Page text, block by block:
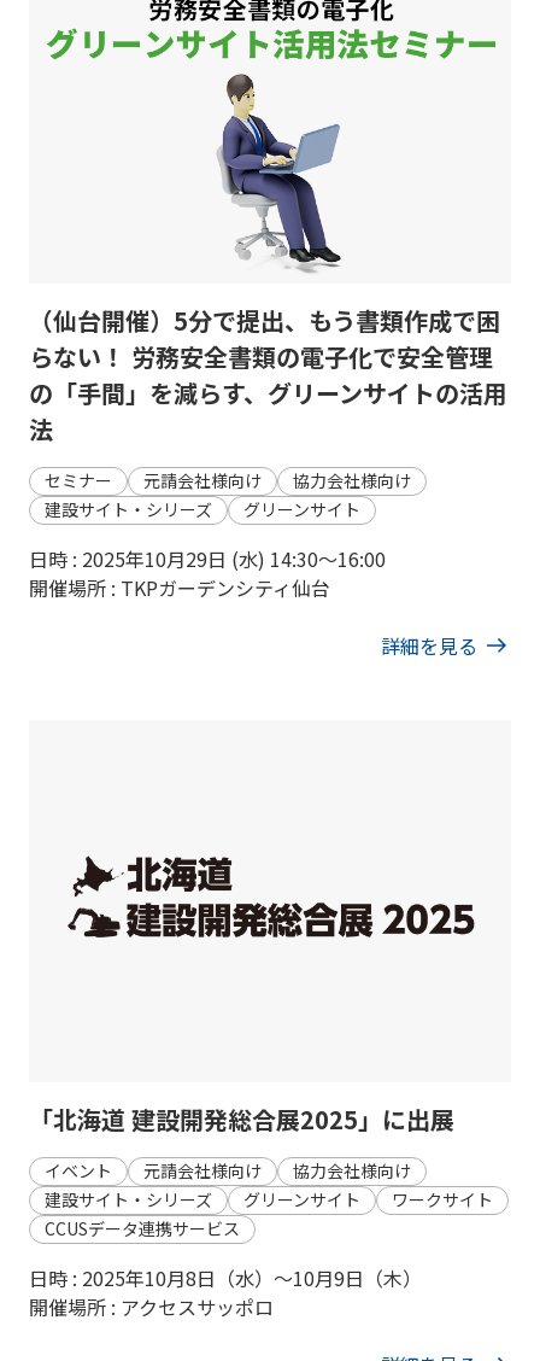
（仙台開催）5分で提出、もう書類作成で困
らない！ 労務安全書類の電子化で安全管理
の「手間」を減らす、グリーンサイトの活用
法
セミナー 元請会社様向け
協力会社様向け
建設サイト・シリーズ
グリーンサイト
日時 : 2025年10月29日 (水) 14:30〜16:00
開催場所 : TKPガーデンシティ仙台
詳細を見る
「北海道 建設開発総合展2025」に出展
イベント 元請会社様向け
協力会社様向け
建設サイト・シリーズ
グリーンサイト
ワークサイト
CCUSデータ連携サービス
日時 : 2025年10月8日（水）～10月9日（木）
開催場所 : アクセスサッポロ